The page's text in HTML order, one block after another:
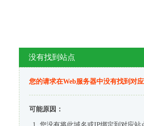
没有找到站点
您的请求在Web服务器中没有找到对
可能原因：